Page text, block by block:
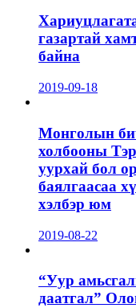
газартай
байна
2019-09-18
Монголын
холбооны
уурхай бол
баялгаасаа
хэлбэр юм
2019-08-22
“Уур
даатгал”